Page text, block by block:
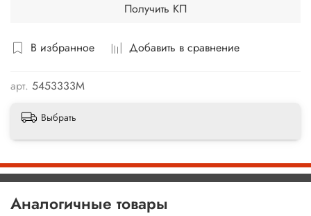
В избранное Добавить в сравнение
арт. 5453333М
Получить КП
Выбрать
Аналогичные товары